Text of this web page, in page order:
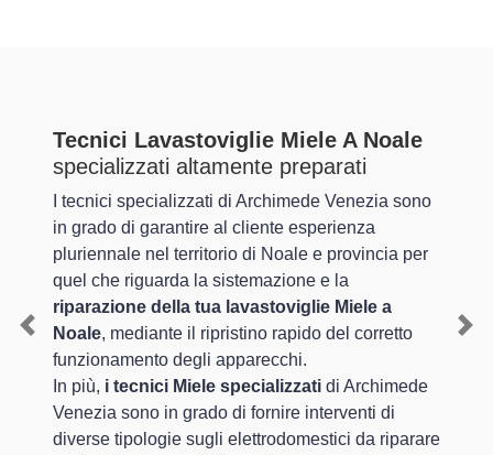
Tecnici Lavastoviglie Miele A Noale
specializzati altamente preparati
I tecnici specializzati di Archimede Venezia sono
in grado di garantire al cliente esperienza
pluriennale nel territorio di Noale e provincia per
quel che riguarda la sistemazione e la
riparazione della tua lavastoviglie Miele a
Noale, mediante il ripristino rapido del corretto
funzionamento degli apparecchi.
In più, i tecnici Miele specializzati di Archimede
Venezia sono in grado di fornire interventi di
diverse tipologie sugli elettrodomestici da riparare
Previous